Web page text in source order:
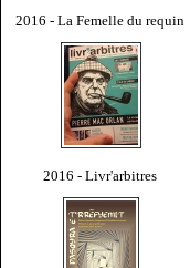
2016 - La Femelle du requin
2016 - Livr'arbitres